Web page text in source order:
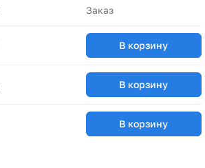
Заказ
В корзину
В корзину
В корзину